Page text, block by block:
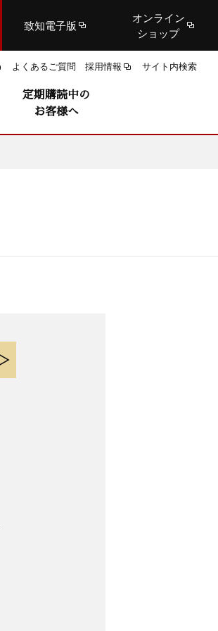
致知電子版
オンライン
ショップ
よくあるご質問 採用情報 サイト内検索
定期購読中の
お客様へ